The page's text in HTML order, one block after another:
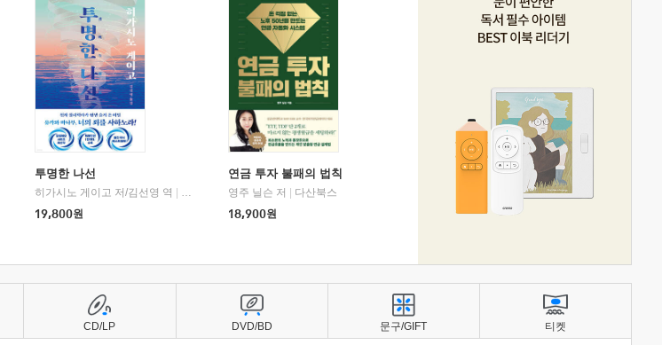
투명한 나선
히가시노 게이고 저/김선영 역
북다
19,800원
연금 투자 불패의 법칙
영주 닐슨 저
다산북스
18,900원
CD/LP DVD/BD 문구/GIFT 티켓